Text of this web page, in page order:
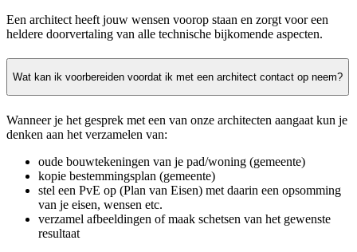
Een architect heeft jouw wensen voorop staan en zorgt voor een
heldere doorvertaling van alle technische bijkomende aspecten.
Wat kan ik voorbereiden voordat ik met een architect contact op neem?
Wanneer je het gesprek met een van onze architecten aangaat kun je
denken aan het verzamelen van:
oude bouwtekeningen van je pad/woning (gemeente)
kopie bestemmingsplan (gemeente)
stel een PvE op (Plan van Eisen) met daarin een opsomming
van je eisen, wensen etc.
verzamel afbeeldingen of maak schetsen van het gewenste
resultaat